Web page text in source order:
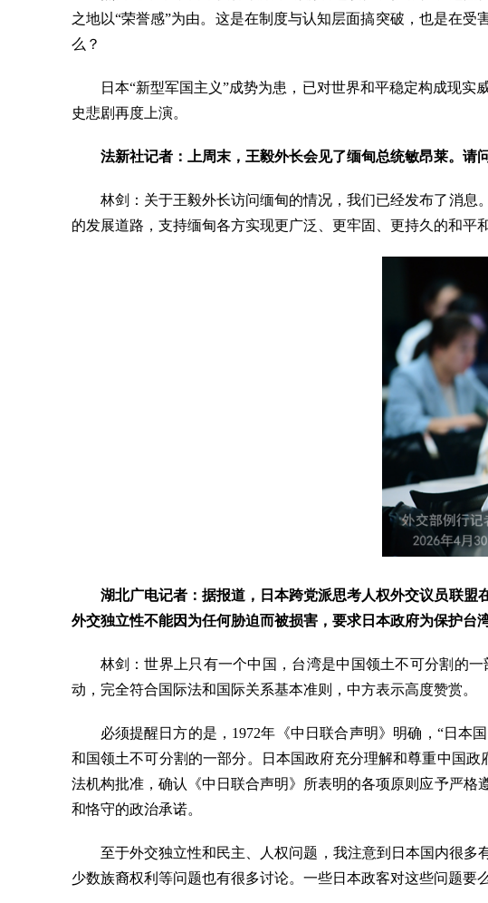
之地以“荣誉感”为由。这是在制度与认知层面搞突破，也是在
么？
日本“新型军国主义”成势为患，已对世界和平稳定构成现
史悲剧再度上演。
法新社记者：上周末，王毅外长会见了缅甸总统敏昂莱。请
林剑：关于王毅外长访问缅甸的情况，我们已经发布了消
的发展道路，支持缅甸各方实现更广泛、更牢固、更持久的和平和
湖北广电记者：据报道，日本跨党派思考人权外交议员联
外交独立性不能因为任何胁迫而被损害，要求日本政府为保护
林剑：世界上只有一个中国，台湾是中国领土不可分割的
动，完全符合国际法和国际关系基本准则，中方表示高度赞赏。
必须提醒日方的是，1972年《中日联合声明》明确，“日本
和国领土不可分割的一部分。日本国政府充分理解和尊重中国
法机构批准，确认《中日联合声明》所表明的各项原则应予严
和恪守的政治承诺。
至于外交独立性和民主、人权问题，我注意到日本国内很多
少数族裔权利等问题也有很多讨论。一些日本政客对这些问题要